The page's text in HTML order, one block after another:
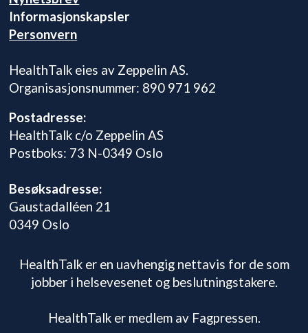
Informasjonskapsler
Personvern
HealthTalk eies av Zeppelin AS.
Organisasjonsnummer: 890 971 962
Postadresse:
HealthTalk c/o Zeppelin AS
Postboks: 73 N-0349 Oslo
Besøksadresse:
Gaustadalléen 21
0349 Oslo
HealthTalk er en uavhengig nettavis for de som
jobber i helsevesenet og beslutningstakere.
HealthTalk er medlem av Fagpressen.